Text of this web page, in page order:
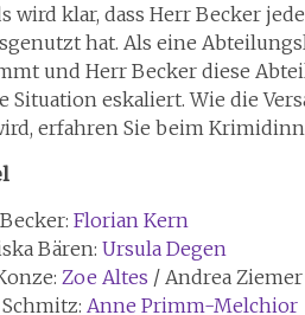
wird klar, dass Herr Becker
hat. Als eine
und Herr Becker diese
Situation eskaliert. Wie die
erfahren Sie beim
Florian Kern
Bären: Ursula Degen
Zoe Altes / Andrea Ziemer
Anne Primm-Melchior